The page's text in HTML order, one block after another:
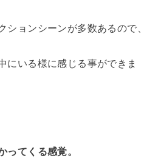
ションシーンが多数あるので、
にいる様に感じる事ができま
ってくる感覚。